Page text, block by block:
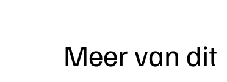
Meer van dit